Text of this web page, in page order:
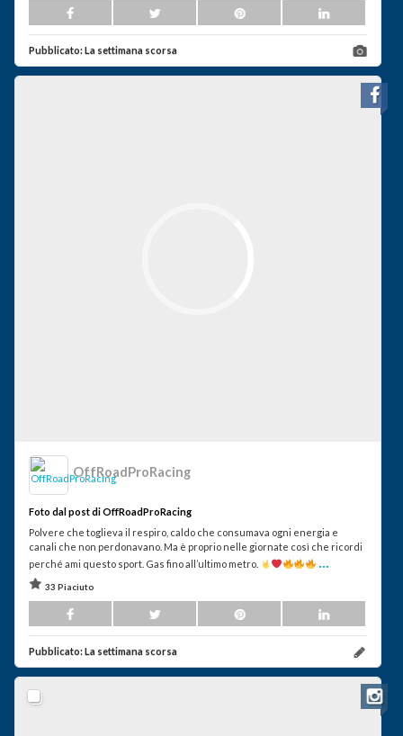
Pubblicato:La settimana scorsa
OffRoadProRacing
Foto dal post di OffRoadProRacing
Polvere che toglieva il respiro, caldo che consumava ogni energia e
canali che non perdonavano. Ma è proprio nelle giornate così che ricordi
perché ami questo sport. Gas fino all’ultimo metro.
...
33 Piaciuto
Pubblicato:La settimana scorsa